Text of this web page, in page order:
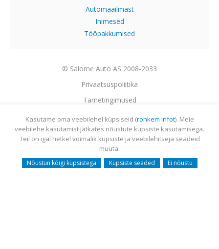
Automaailmast
Inimesed
Tööpakkumised
© Salome Auto AS 2008-2033
Privaatsuspoliitika
Tarnetingimused
Garantii
Utiliseerimine
Sisukaart
Webmail
Kasutame oma veebilehel küpsiseid (rohkem infot). Meie
veebilehe kasutamist jätkates nõustute küpsiste kasutamisega.
Teil on igal hetkel võimalik küpsiste ja veebilehitseja seadeid
muuta.
Nõustun kõigi küpsistega Küpsiste seaded Ei nõustu